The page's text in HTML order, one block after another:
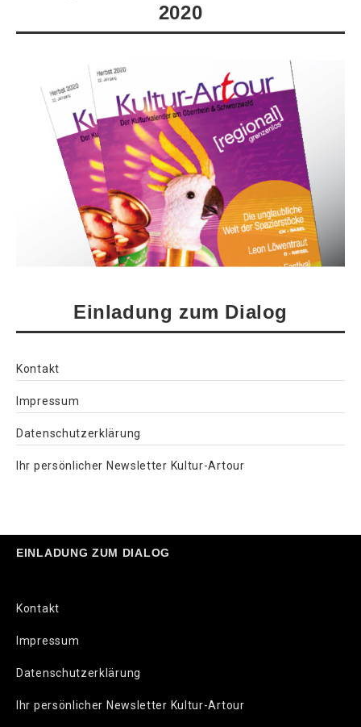
2020
Einladung zum Dialog
Kontakt
Impressum
Datenschutzerklärung
Ihr persönlicher Newsletter Kultur-Artour
EINLADUNG ZUM DIALOG
Kontakt
Impressum
Datenschutzerklärung
Ihr persönlicher Newsletter Kultur-Artour